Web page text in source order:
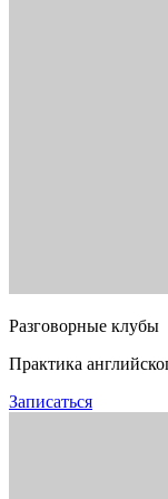
Разговорные клубы
Практика
Записаться